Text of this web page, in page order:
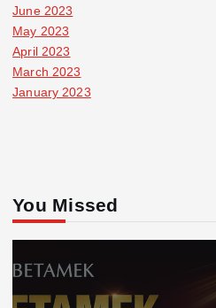
June 2023
May 2023
April 2023
March 2023
January 2023
You Missed